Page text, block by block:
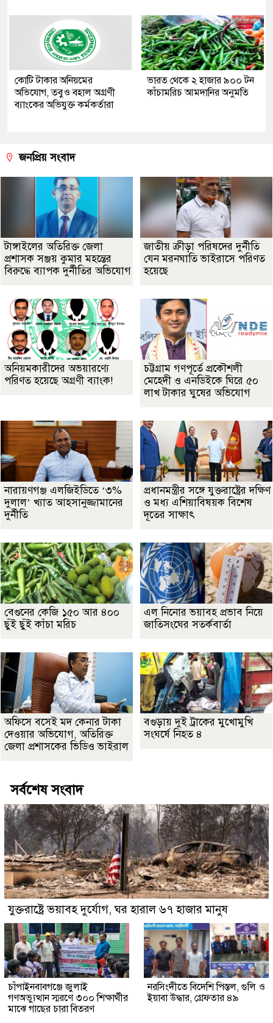
কোটি টাকার অনিয়মের
অভিযোগ, তবুও বহাল অগ্রণী
ব্যাংকের অভিযুক্ত কর্মকর্তারা
ভারত থেকে ২ হাজার ৯০০ টন
কাঁচামরিচ আমদানির অনুমতি
জনপ্রিয় সংবাদ
টাঙ্গাইলের অতিরিক্ত জেলা
প্রশাসক সঞ্জয় কুমার মহন্তের
বিরুদ্ধে ব্যাপক দুর্নীতির অভিযোগ
জাতীয় ক্রীড়া পরিষদের দুর্নীতি
যেন মরনঘাতি ভাইরাসে পরিণত
হয়েছে
অনিয়মকারীদের অভয়ারণ্যে
পরিণত হয়েছে অগ্রণী ব্যাংক!
চট্টগ্রাম গণপূর্তে প্রকৌশলী
মেহেদী ও এনডিইকে ঘিরে ৫০
লাখ টাকার ঘুষের অভিযোগ
নারায়ণগঞ্জ এলজিইডিতে ‘৩%
দুলাল’ খ্যাত আহসানুজ্জামানের
দুর্নীতি
প্রধানমন্ত্রীর সঙ্গে যুক্তরাষ্ট্রের দক্ষিণ
ও মধ্য এশিয়াবিষয়ক বিশেষ
দূতের সাক্ষাৎ
বেগুনের কেজি ১৫০ আর ৪০০
ছুঁই ছুঁই কাঁচা মরিচ
এল নিনোর ভয়াবহ প্রভাব নিয়ে
জাতিসংঘের সতর্কবার্তা
অফিসে বসেই মদ কেনার টাকা
দেওয়ার অভিযোগ, অতিরিক্ত
জেলা প্রশাসকের ভিডিও ভাইরাল
বগুড়ায় দুই ট্রাকের মুখোমুখি
সংঘর্ষে নিহত ৪
সর্বশেষ সংবাদ
যুক্তরাষ্ট্রে ভয়াবহ দুর্যোগ, ঘর হারাল ৬৭ হাজার মানুষ
চাঁপাইনবাবগঞ্জে জুলাই
গণঅভ্যুত্থান স্মরণে ৩০০ শিক্ষার্থীর
মাঝে গাছের চারা বিতরণ
নরসিংদীতে বিদেশি পিস্তল, গুলি ও
ইয়াবা উদ্ধার, গ্রেফতার ৪৯